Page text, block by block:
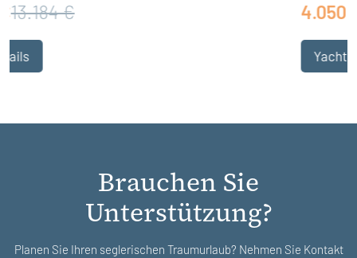
4.050 €
Brauchen Sie
Unterstützung?
Planen Sie Ihren seglerischen Traumurlaub? Nehmen Sie Kontakt